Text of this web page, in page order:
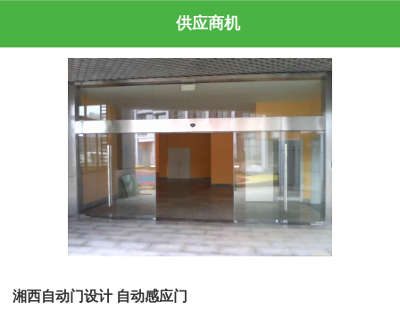
供应商机
湘西自动门设计 自动感应门